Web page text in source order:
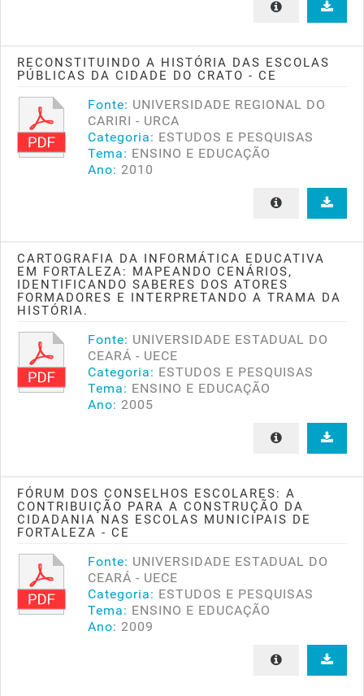
RECONSTITUINDO A HISTÓRIA DAS ESCOLAS
PÚBLICAS DA CIDADE DO CRATO - CE
Fonte: UNIVERSIDADE REGIONAL DO
CARIRI - URCA
Categoria: ESTUDOS E PESQUISAS
Tema: ENSINO E EDUCAÇÃO
Ano: 2010
CARTOGRAFIA DA INFORMÁTICA EDUCATIVA
EM FORTALEZA: MAPEANDO CENÁRIOS,
IDENTIFICANDO SABERES DOS ATORES
FORMADORES E INTERPRETANDO A TRAMA DA
HISTÓRIA.
Fonte: UNIVERSIDADE ESTADUAL DO
CEARÁ - UECE
Categoria: ESTUDOS E PESQUISAS
Tema: ENSINO E EDUCAÇÃO
Ano: 2005
FÓRUM DOS CONSELHOS ESCOLARES: A
CONTRIBUIÇÃO PARA A CONSTRUÇÃO DA
CIDADANIA NAS ESCOLAS MUNICIPAIS DE
FORTALEZA - CE
Fonte: UNIVERSIDADE ESTADUAL DO
CEARÁ - UECE
Categoria: ESTUDOS E PESQUISAS
Tema: ENSINO E EDUCAÇÃO
Ano: 2009